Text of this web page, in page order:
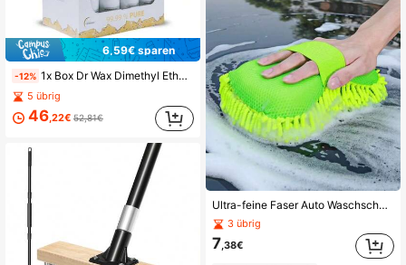
6,59€ sparen
-12% 1x Box Dr Wax Dimethyl Ether 500ml, 12pcs-
5 übrig
46,22€ 52,81€
Ultra-feine Faser Auto Waschschwamm, Reinigungs- & Pflegebürste, Auto Wasch Handtuch, Auto Handschuhe, Auto Detailing Zubehör
3 übrig
7,38€